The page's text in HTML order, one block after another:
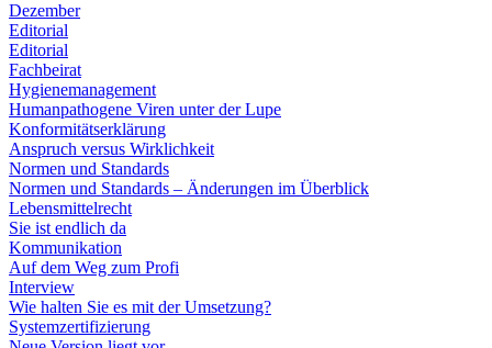
Dezember
Editorial
Editorial
Fachbeirat
Hygienemanagement
Humanpathogene Viren unter der Lupe
Konformitätserklärung
Anspruch versus Wirklichkeit
Normen und Standards
Normen und Standards – Änderungen im Überblick
Lebensmittelrecht
Sie ist endlich da
Kommunikation
Auf dem Weg zum Profi
Interview
Wie halten Sie es mit der Umsetzung?
Systemzertifizierung